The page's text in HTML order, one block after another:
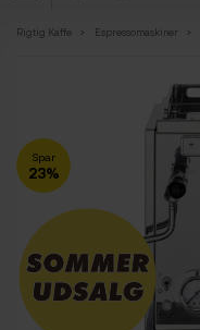
Rigtig Kaffe Espressomaskiner
Spar
23%